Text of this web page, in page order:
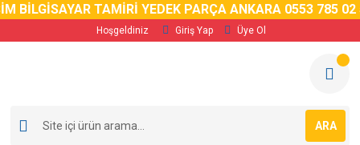
BİLGİSAYAR TAMİRİ YEDEK PARÇA ANKARA 0553 785 02
Hoşgeldiniz Giriş Yap Üye Ol
ARA